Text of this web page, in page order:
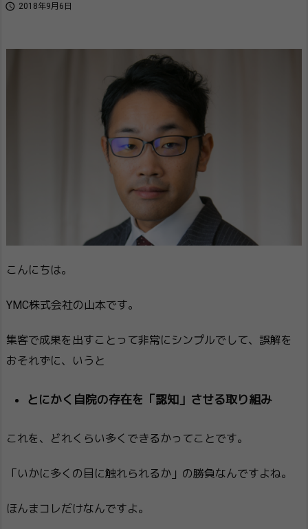
 2018年9月6日
こんにちは。
YMC株式会社の山本です。
集客で成果を出すことって非常にシンプルでして、誤解を
おそれずに、いうと
とにかく自院の存在を「認知」させる取り組み
これを、どれくらい多くできるかってことです。
「いかに多くの目に触れられるか」の勝負なんですよね。
ほんまコレだけなんですよ。